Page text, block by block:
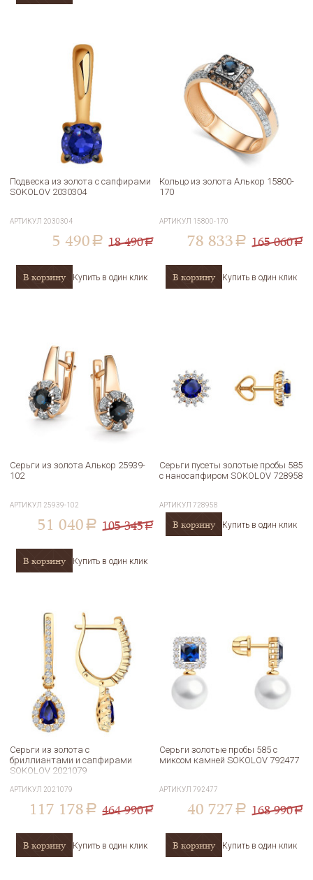
Подвеска из золота с сапфирами
SOKOLOV 2030304
АРТИКУЛ 2030304
5 490 a 18 490a
В корзину Купить в один клик
Кольцо из золота Алькор 15800-
170
АРТИКУЛ 15800-170
78 833 a 165 060a
В корзину Купить в один клик
Серьги из золота Алькор 25939-
102
АРТИКУЛ 25939-102
51 040 a 105 345a
В корзину Купить в один клик
Серьги пусеты золотые пробы 585
с наносапфиром SOKOLOV 728958
АРТИКУЛ728958
В корзину Купить в один клик
Серьги из золота с
бриллиантами и сапфирами
SOKOLOV 2021079
АРТИКУЛ 2021079
117 178 a 464 990a
В корзину Купить в один клик
Серьги золотые пробы 585 с
миксом камней SOKOLOV 792477
АРТИКУЛ792477
40 727 a 168 990a
В корзину Купить в один клик